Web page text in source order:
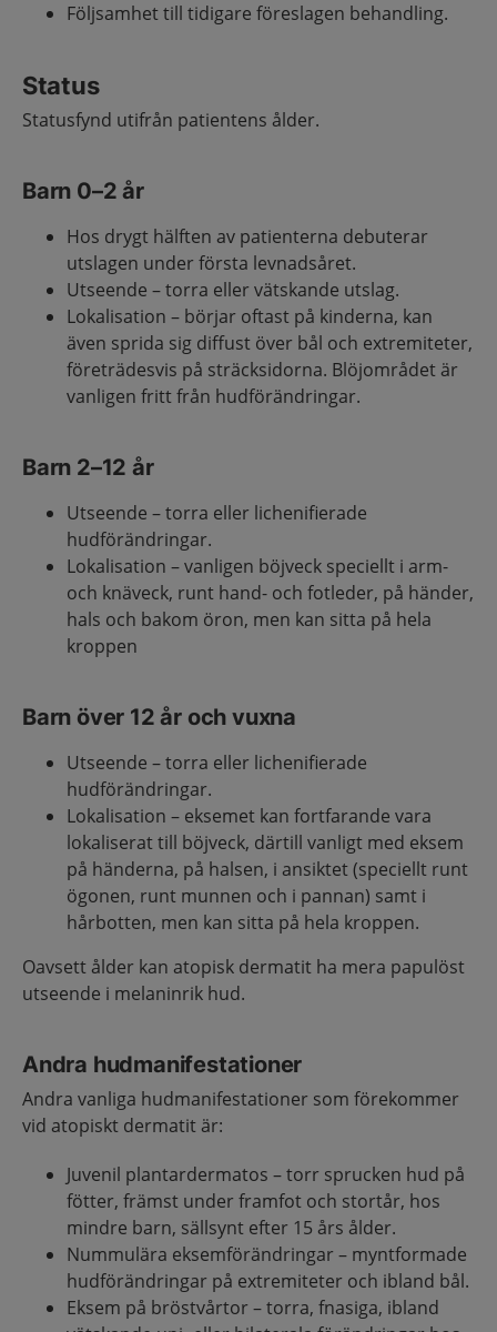
Följsamhet till tidigare föreslagen behandling.
Status
Statusfynd utifrån patientens ålder.
Barn 0–2 år
Hos drygt hälften av patienterna debuterar
utslagen under första levnadsåret.
Utseende – torra eller vätskande utslag.
Lokalisation – börjar oftast på kinderna, kan
även sprida sig diffust över bål och extremiteter,
företrädesvis på sträcksidorna. Blöjområdet är
vanligen fritt från hudförändringar.
Barn 2–12 år
Utseende – torra eller lichenifierade
hudförändringar.
Lokalisation – vanligen böjveck speciellt i arm-
och knäveck, runt hand- och fotleder, på händer,
hals och bakom öron, men kan sitta på hela
kroppen
Barn över 12 år och vuxna
Utseende – torra eller lichenifierade
hudförändringar.
Lokalisation – eksemet kan fortfarande vara
lokaliserat till böjveck, därtill vanligt med eksem
på händerna, på halsen, i ansiktet (speciellt runt
ögonen, runt munnen och i pannan) samt i
hårbotten, men kan sitta på hela kroppen.
Oavsett ålder kan atopisk dermatit ha mera papulöst
utseende i melaninrik hud.
Andra hudmanifestationer
Andra vanliga hudmanifestationer som förekommer
vid atopiskt dermatit är:
Juvenil plantardermatos – torr sprucken hud på
fötter, främst under framfot och stortår, hos
mindre barn, sällsynt efter 15 års ålder.
Nummulära eksemförändringar – myntformade
hudförändringar på extremiteter och ibland bål.
Eksem på bröstvårtor – torra, fnasiga, ibland